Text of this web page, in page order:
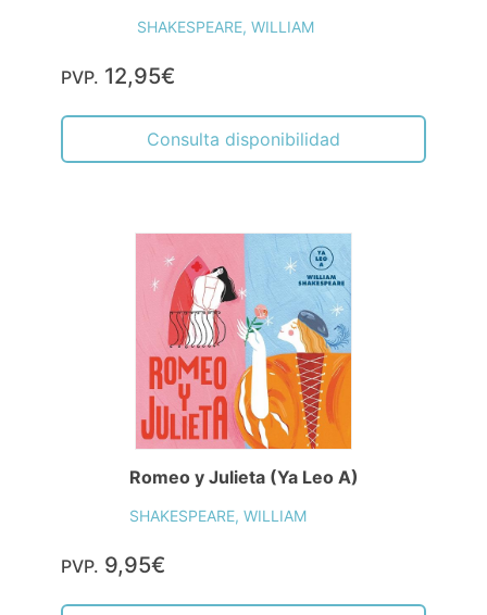
SHAKESPEARE, WILLIAM
PVP. 12,95€
Consulta disponibilidad
Romeo y Julieta (Ya Leo A)
SHAKESPEARE, WILLIAM
PVP. 9,95€